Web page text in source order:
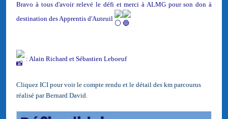
Bravo à tous d'avoir relevé le défi et merci à ALMG pour son don à
destination des Apprentis d'Auteuil
: Alain Richard et Sébastien Leboeuf
Cliquez ICI pour voir le compte rendu et le détail des km parcourus
réalisé par Bernard David.